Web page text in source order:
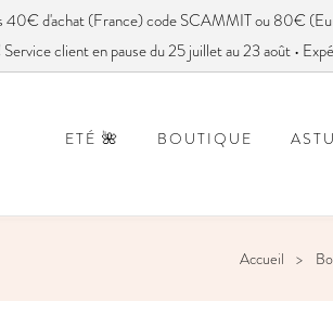
40€ d'achat (France) code SCAMMIT ou 80€
Service client en pause du 25 juillet au 23 août •
ETÉ 🌺 BOUTIQUE
Accueil